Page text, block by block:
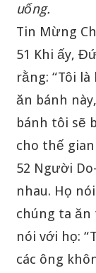
uống.
Tin Mừng
51 Khi ấy,
rằng: “Tôi
ăn bánh
bánh tôi sẽ
cho thế
52 Người
nhau. Họ
chúng ta ăn
nói với họ:
các ông